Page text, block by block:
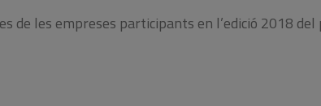
de les empreses participants en l’edició 2018 del